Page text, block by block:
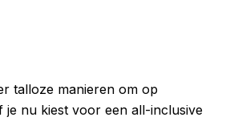
talloze manieren om op
je nu kiest voor een all-inclusive